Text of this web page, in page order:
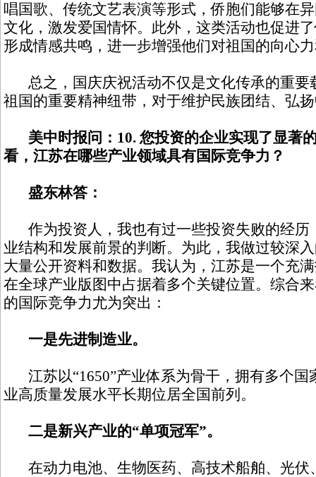
唱国歌、传统文艺表演等形式，侨胞们能够在
文化，激发爱国情怀。此外，这类活动也促进
形成情感共鸣，进一步增强他们对祖国的向心
总之，国庆庆祝活动不仅是文化传承的重要
祖国的重要精神纽带，对于维护民族团结、弘
美中时报问：10. 您投资的企业实现了显著
看，江苏在哪些产业领域具有国际竞争力？
盛东林答：
作为投资人，我也有过一些投资失败的经历
业结构和发展前景的判断。为此，我做过较深
大量公开资料和数据。我认为，江苏是一个充
在全球产业版图中占据着多个关键位置。综合
的国际竞争力尤为突出：
一是先进制造业。
江苏以“1650”产业体系为骨干，拥有多个国
业高质量发展水平长期位居全国前列。
二是新兴产业的“单项冠军”。
在动力电池、生物医药、高技术船舶、光伏